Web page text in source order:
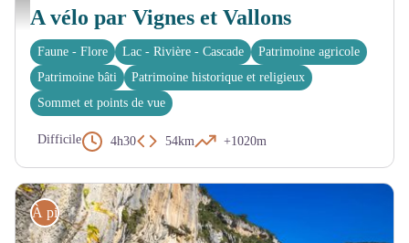
A vélo par Vignes et Vallons
Faune - Flore Lac - Rivière - Cascade
Patrimoine agricole
Patrimoine bâti
Patrimoine historique et religieux
Sommet et points de vue
Difficile 4h30 54km +1020m
À pied